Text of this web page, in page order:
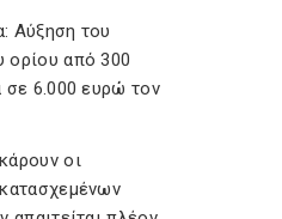
Αύξηση του
ορίου από 300
σε 6.000 ευρώ τον
οι